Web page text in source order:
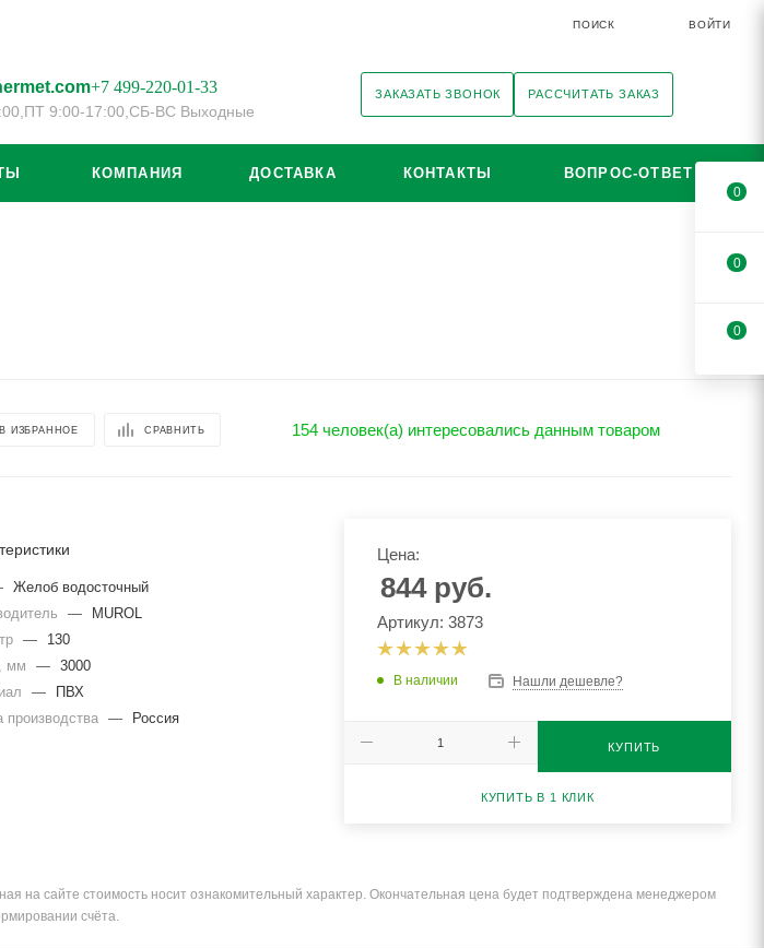
ПОИСК ВОЙТИ
+7 499-220-01-33
ПТ 9:00-17:00, СБ-ВС Выходные
ЗАКАЗАТЬ ЗВОНОК РАССЧИТАТЬ ЗАКАЗ
КОМПАНИЯ ДОСТАВКА КОНТАКТЫ ВОПРОС-ОТВЕТ
В ИЗБРАННОЕ СРАВНИТЬ 154 человек(а) интересовались данным товаром
Желоб водосточный
—
MUROL
—
130
мм
—
3000
—
ПВХ
производства
— Россия
Цена:
844руб.
Артикул: 3873
В наличии Нашли дешевле?
КУПИТЬ
КУПИТЬ В 1 КЛИК
на сайте стоимость носит ознакомительный характер. Окончательная цена будет подтверждена менеджером
счёта.
0
0
0